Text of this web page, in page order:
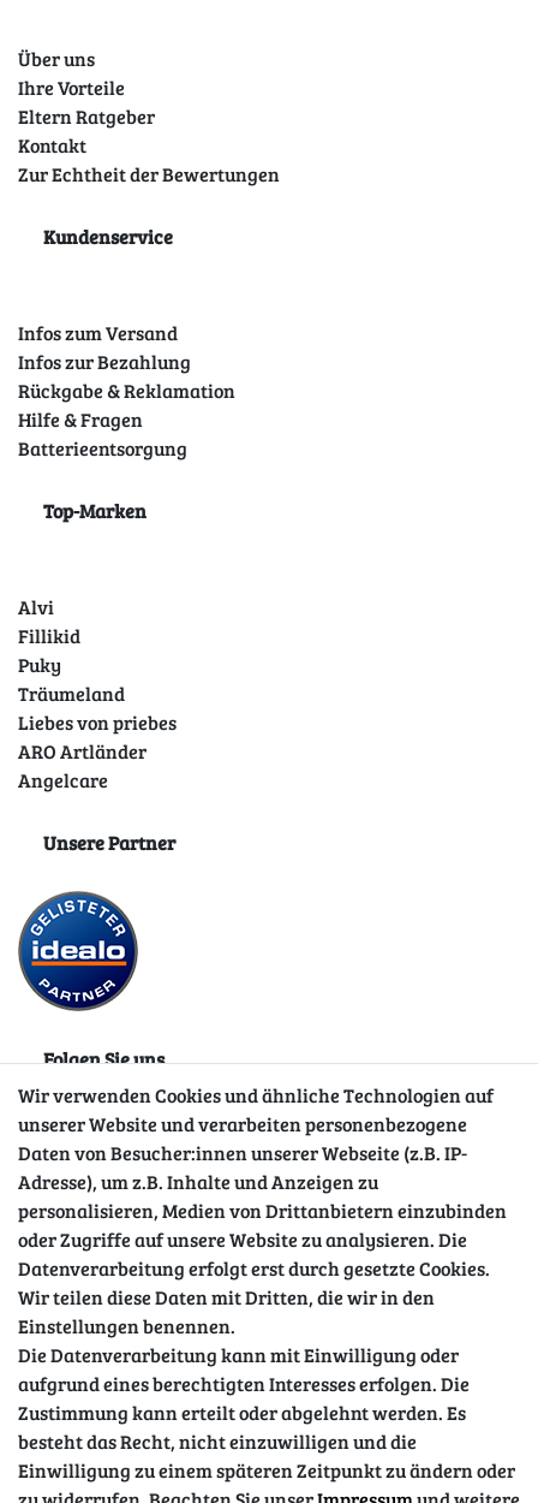
Über uns
Ihre Vorteile
Eltern Ratgeber
Kontakt
Zur Echtheit der Bewertungen
Kundenservice
Infos zum Versand
Infos zur Bezahlung
Rückgabe & Reklamation
Hilfe & Fragen
Batterieentsorgung
Top-Marken
Alvi
Fillikid
Puky
Träumeland
Liebes von priebes
ARO Artländer
Angelcare
Unsere Partner
Folgen Sie uns
Sicher einkaufen
Wir verwenden Cookies und ähnliche Technologien auf
unserer Website und verarbeiten personenbezogene
Daten von Besucher:innen unserer Webseite (z.B. IP-
Adresse), um z.B. Inhalte und Anzeigen zu
personalisieren, Medien von Drittanbietern einzubinden
oder Zugriffe auf unsere Website zu analysieren. Die
Datenverarbeitung erfolgt erst durch gesetzte Cookies.
Wir teilen diese Daten mit Dritten, die wir in den
Einstellungen benennen.
Die Datenverarbeitung kann mit Einwilligung oder
aufgrund eines berechtigten Interesses erfolgen. Die
Zustimmung kann erteilt oder abgelehnt werden. Es
besteht das Recht, nicht einzuwilligen und die
Einwilligung zu einem späteren Zeitpunkt zu ändern oder